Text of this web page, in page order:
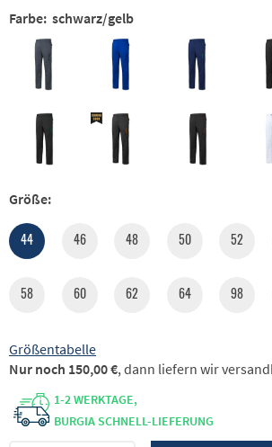
Farbe: schwarz/gelb
Größe:
44 46 48 50 52
58 60 62 64 98
Größentabelle
1-2 WERKTAGE,
BURGIA SCHNELL-LIEFERUNG
Nur noch 150,00 €, dann liefern wir